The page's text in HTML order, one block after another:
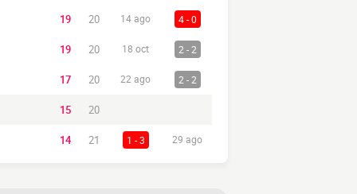
19 20 14 ago 4 - 0
19 20 18 oct 2 - 2
17 20 22 ago 2 - 2
15 20
14 21 1 - 3 29 ago